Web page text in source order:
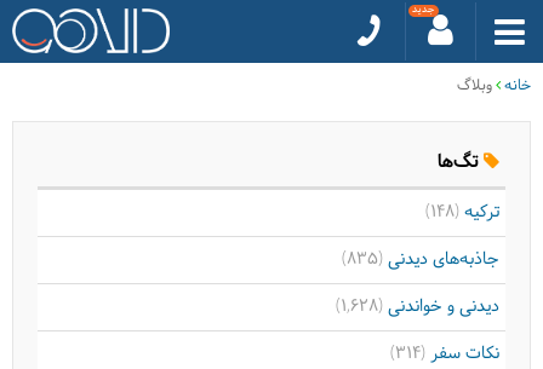
خانه وبلاگ
تگ‌ها
ترکیه(148)
جاذبه‌های دیدنی(835)
دیدنی و خواندنی(1,628)
نکات سفر(314)